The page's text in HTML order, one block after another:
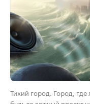
Тихий город. Город, где